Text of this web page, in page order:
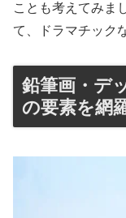
ことも考えてみま
て、ドラマチック
鉛筆画・デ
の要素を網